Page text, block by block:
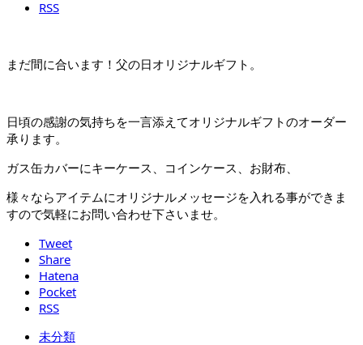
RSS
まだ間に合います！父の日オリジナルギフト。
日頃の感謝の気持ちを一言添えてオリジナルギフトのオーダー
承ります。
ガス缶カバーにキーケース、コインケース、お財布、
様々ならアイテムにオリジナルメッセージを入れる事ができま
すので気軽にお問い合わせ下さいませ。
Tweet
Share
Hatena
Pocket
RSS
未分類